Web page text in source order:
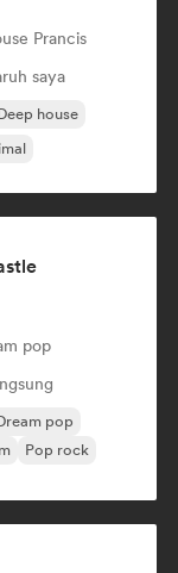
Prancis
saya
house
pop
pop
Pop rock